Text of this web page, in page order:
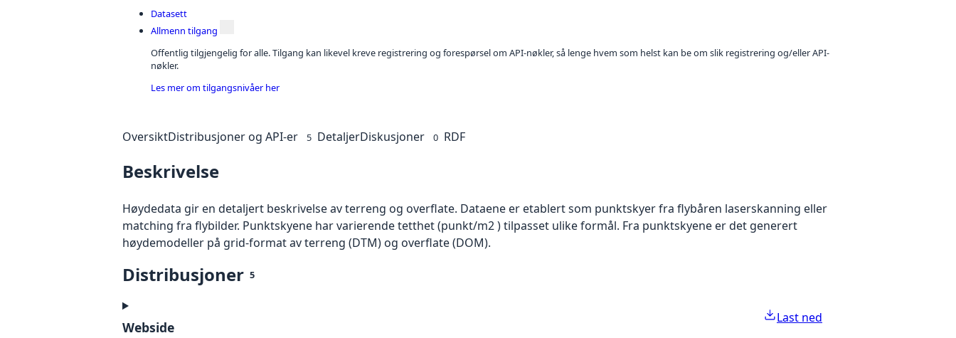
Datasett
Allmenn tilgang
Offentlig tilgjengelig for alle. Tilgang kan likevel kreve registrering og forespørsel om API-nøkler, så lenge hvem som helst kan be om slik registrering og/eller API-
nøkler.
Les mer om tilgangsnivåer her
OversiktDistribusjoner og API-er 5 DetaljerDiskusjoner 0 RDF
Beskrivelse
Høydedata gir en detaljert beskrivelse av terreng og overflate. Dataene er etablert som punktskyer fra flybåren laserskanning eller
matching fra flybilder. Punktskyene har varierende tetthet (punkt/m2 ) tilpasset ulike formål. Fra punktskyene er det generert
høydemodeller på grid-format av terreng (DTM) og overflate (DOM).
Distribusjoner 5
Webside
Last ned